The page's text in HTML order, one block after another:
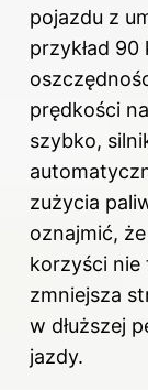
pojazdu z
przykład
prędkości
szybko,
zużycia
oznajmić,
korzyści nie
zmniejsza
w dłuższej
jazdy.